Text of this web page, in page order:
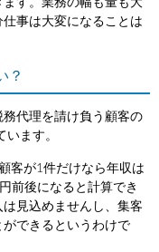
事は大変になることは
？
代理を請け負う顧客の
ます。
客が1件だけなら年収は
前後になると計算でき
見込めませんし、集客
できるというわけで